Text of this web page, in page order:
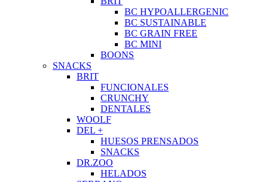
BC HYPOALLERGENIC
BC SUSTAINABLE
BC GRAIN FREE
BC MINI
BOONS
SNACKS
BRIT
FUNCIONALES
CRUNCHY
DENTALES
WOOLF
DEL +
HUESOS PRENSADOS
SNACKS
DR.ZOO
HELADOS